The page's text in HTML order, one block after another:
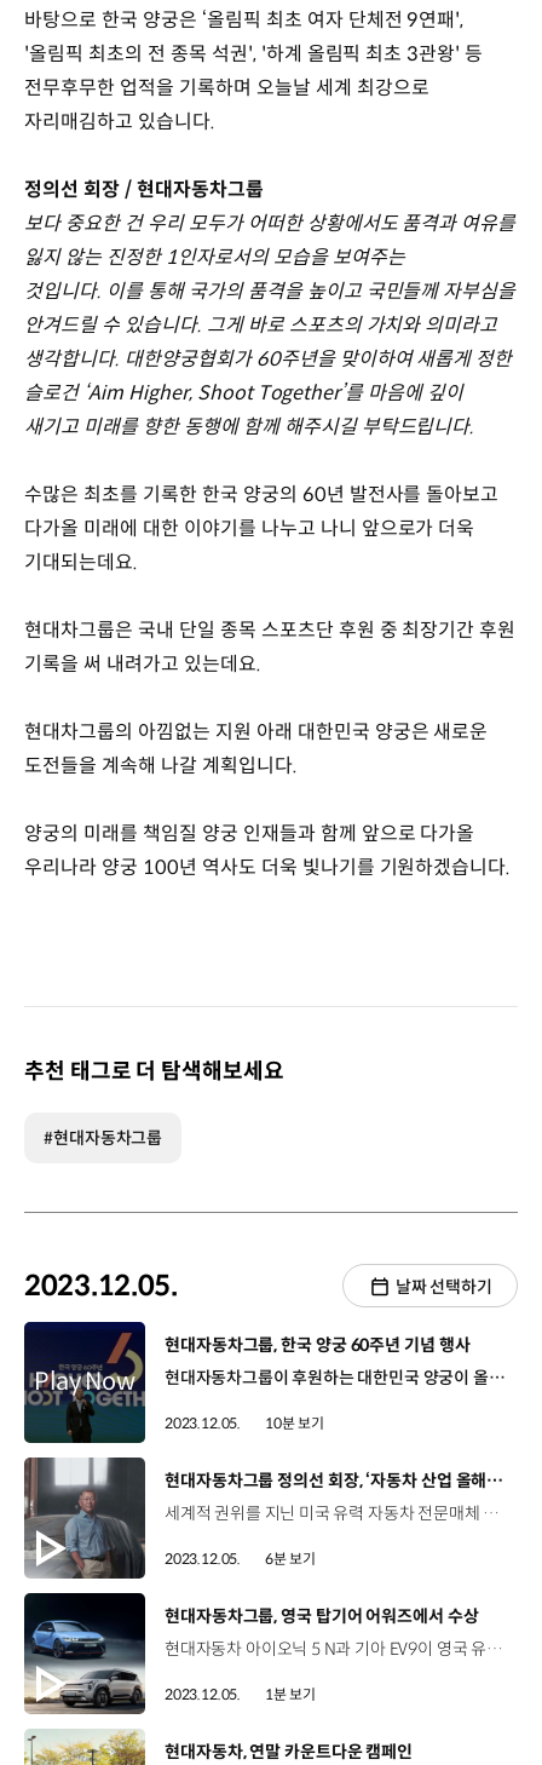
바탕으로 한국 양궁은 ‘올림픽 최초 여자 단체전 9연패',
'올림픽 최초의 전 종목 석권', '하계 올림픽 최초 3관왕' 등
전무후무한 업적을 기록하며 오늘날 세계 최강으로
자리매김하고 있습니다.
정의선 회장 / 현대자동차그룹
보다 중요한 건 우리 모두가 어떠한 상황에서도 품격과 여유를
잃지 않는 진정한 1인자로서의 모습을 보여주는
것입니다. 이를 통해 국가의 품격을 높이고 국민들께 자부심을
안겨드릴 수 있습니다. 그게 바로 스포츠의 가치와 의미라고
생각합니다. 대한양궁협회가 60주년을 맞이하여 새롭게 정한
슬로건 ‘Aim Higher, Shoot Together’를 마음에 깊이
새기고 미래를 향한 동행에 함께 해주시길 부탁드립니다.
수많은 최초를 기록한 한국 양궁의 60년 발전사를 돌아보고
다가올 미래에 대한 이야기를 나누고 나니 앞으로가 더욱
기대되는데요.
현대차그룹은 국내 단일 종목 스포츠단 후원 중 최장기간 후원
기록을 써 내려가고 있는데요.
현대차그룹의 아낌없는 지원 아래 대한민국 양궁은 새로운
도전들을 계속해 나갈 계획입니다.
양궁의 미래를 책임질 양궁 인재들과 함께 앞으로 다가올
우리나라 양궁 100년 역사도 더욱 빛나기를 기원하겠습니다.
추천 태그로 더 탐색해보세요
#현대자동차그룹
2023.12.05. 날짜 선택하기
[동영상]
현대자동차그룹, 한국 양궁 60주년 기념 행사
현대자동차그룹이 후원하는 대한민국 양궁이 올해로 60주년을 맞았습니다. 이를 기념하기 위해 행사가 마련됐다고요? 대한양궁협회 주관으로 ‘2023 한국 양궁 60주년 기념 행사’가 열린 건데요. 지난 60년간 세계 무대에서 빛나는 성적을 기록하며 국민들에게 기쁨을 선사했던 한국 양궁의 여정을 돌아보고 미래 비전을 공유했던 현장을 함께 보시죠. 지난 1일, 양궁을 위해 헌신했던 모든 이들이 공감하고 화합하는 자리인 ‘2023 한국 양궁 60주년 기념 행사’가 개최되었습니다. 이번 행사에는 대한양궁협회장을 역임하고 있는 현대차그룹 정의선 회장과 대한체육회 이기흥 회장, IOC 김재열 위원 등 유관단체 관계자를 비롯해 한국 양궁을 대표하는 전현직 선수들, 양궁 원로, 국내외 지도자 등 400여 명이 참석했습니다. 정의선 회장 현대자동차그룹 / 대한양궁협회한국양궁협회 60주년을 기념하는 이 뜻깊은 행사에 참석해 주신 내외 귀빈 여러분께 깊은 감사의 말씀을 드립니다. 아울러, 오늘 이 자리에 함께 계시지는 않지만 지난 60년간 한국 양궁의 발전을 위해 노력해 오신 수많은 분들께도 이 자리를 빌려 깊이 감사드립니다. 이분들께 우리 모두 감사의 박수를 드렸으면 합니다. 이날 행사에서는 양궁 60주년의 성과를 살펴보고 리뷰하는 시간이 마련되었으며 1950년대 말 한국에 양궁 보급을 시작한 체육교사 故석봉근 씨를 비롯해 김진호·서향순·김수녕 등 역대 메달리스트와 지도자, 한국 양궁에 큰 공헌을 한 양궁인들에게 공로패와 감사패가 수여됐습니다. 안 산 / 양궁 국가대표우선 이렇게 뜻깊은 자리에 저를 초대해 주셔서 굉장히 감사하고 영광이고요. 한국 양궁이 60주년을 넘어 100주년까지 잘 이어 나갈 수 있도록 그 역사에 제가 좀 더 보탬이 되면 좋겠습니다. 또한, 대한양궁협회는 정몽구 명예회장에게 한국 양궁을 향한 헌신에 감사를 표현하며 대한양궁협회장 재임 당시 주요 사진들로 제작한 특별 공로 감사 액자를 헌정했습니다. 정몽구 명예회장은 1985년 대한양궁협회장에 취임한 이후 양궁의 저변 확대와 인재 발굴, 장비 국산화 등 한국 양궁이 세계 최고가 되는 기반을 구축했습니다. 이날 행사에서는 한국 양궁의 100년을 향한 미래 청사진이 공유됐는데요. 대한양궁협회는 한국 양궁 60주년을 맞아 ‘모두가 즐겁고 건강하게 성장하는 양궁 문화 구축’을 지향점으로 삼고 더 높은 목표를 향해 한마음으로 쏘는 화살이라는 뜻의 ‘Aim Higher, Shoot Together’를 슬로건으로 소개했습니다. 정의선 회장 현대자동차그룹 / 대한양궁협회저희는 한국 양궁 60주년을 맞이하여 지난 발자취를 되돌아보고 앞으로의 미래를 그려 나가기 위해 오늘 모였습니다. 중장기적으로는 선수 육성 외에도 우리 양궁이 대중에게 보다 가까이 다가가는 노력도 계속 해나가야 할 것입니다. 양궁이 우리 사회에 어떻게 기여할지는 모두가 함께 고민하고 실천할 문제라고 생각합니다. 대한양궁협회는 공정성과 투명성을 바탕으로 혁신에 앞장서는 단체로서 국민들의 신뢰와 사랑을 받고 그에 걸맞은 사회적 역할도 수행해야 할 것입니다. 한국 양궁은 2024년 파리 올림픽을 통해 다시 한번 국민들의 신뢰와 사랑에 보답할 준비를 하고 있는데요. 대회 준비에 만전을 기해 최고의 기량으로 정상의 자리에 오르기를 기대하겠습니다. 한편 행사장 로비에 양궁 헤리티지 전시도 마련됐다고요. 한국 양궁의 60년 역사를 간직한 다양한 전시물품을 한자리에서 만나볼 수 있었는데요. 故 석봉근 선생님이 양궁 교육을 위해 우리나라에 처음으로 보급한 활과 서향순 선수가 1984년 LA 올림픽에서 한국 여자 선수 최초로 금메달을 땄을 당시, 사용했던 활을 전시하는가 하면 1988년 세계신기록 4회를 수립하며 기네스북에 등재됐던 증서와 국제 대회를 휩쓸었던 각종 상패 등 지난 한국 양궁의 자취가 담긴 전시품들을 공개해 눈길을 끌었습니다. 지금 보시는 것처럼 한쪽 벽면에는 한국 양궁 60년 역사 중 역대 영광의 순간 90여 장면을 선정해 포토카드로 제작한 체험 전시존도 마련됐습니다. 또한, 양궁 60주년을 기념해 축하 메시지를 작성할 수 있는 미디어 메시지월 공간도 마련했는데요. 이렇게 수집된 메시지는 향후 협회에서 헤리티지로 영구 보관할 예정입니다. 양궁 불모지에서 세계를 제패하기까지 쉽지 않은 길을 묵묵히 걸어온 한국 양궁의 과거와 현재를 보니 감회가 더욱 새로워지는 것 같은데요. 재능 있는 어린 선수들이 이런 헤리티지를 잘 이어받아서 미래 양궁을 이끌어 주면 좋겠어요. 정의선 회장은 한국 양궁의 발전을 위해 양궁의 대중화와 글로벌 인재 육성 등을 적극적으로 추진하고 있는데요. 그 일환으로 대한양궁협회는 어린이와 청소년들이 어린 시절부터 양궁을 생활 스포츠로서 친숙하게 느낄 수 있도록 학교 체육 정규 수업에 양궁을 포함하는 프로젝트를 추진하고 있습니다. 2005년 대한양궁협회장에 선임된 정의선 회장은 양궁의 스포츠 과학화를 통한 경기력 향상, 우수선수 육성 시스템 체계화 등을 통해 한국 양궁이 최정상에 오르는 데 크게 기여했습니다. 양궁 꿈나무들을 육성하기 위해 지난 2013년, 초등부에 해당하는 ‘유소년 대표 선수단’을 신설해 장비와 훈련을 지원하고, 유소년대표-청소년대표-후보선수-대표상비군-국가대표에 이르는 우수 선수 육성 시스템을 체계화했습니다. 정의선 회장 현대자동차그룹 / 대한양궁협회이러한 눈부신 발전은 1963년부터 지금까지 우리 모두가 지켜온 핵심가치들이 있기 때문에 가능했습니다. 이는 바로 투명성과 공정성, 경쟁자에 대한 배려, 선수들간의 존중과 우애, 끊임없는 노력과 헌신 등입니다. 이러한 가치 덕분에 대한민국 양궁은 실력도 세계 최고로 발전했지만, 스포츠 인권 향상, 안전문화 정착에도 앞장설 수 있었습니다. 이러한 핵심 가치 위에 우리 양궁은 새로운 기술 도입에도 앞장설 것입니다. AI, 비전인식, 3D 프린팅 등 최첨단 RD기술을 활용한 훈련장비와 기법으로 경기력을 더욱 끌어올릴 뿐만 아니라 대중들에게 다가서서 저변을 확대하는 데도 노력할 것입니다. 오진혁 / 양궁 국가대표예전 같은 경우는 저희가 경기를 통해서 축적된 데이터로만 훈련을 수정해 나갔는데 지금 같은 경우는 현대자동차그룹에서 조금 더 과학적이고 체계적인 지원 시스템을 마련해 주셔서 저희가 경기를 할 때 더욱 장비를 믿고, 자신을 믿고 경기를 치를 수 있어서 좋은 결과가 나올 수 있지 않았나 생각합니다. 또한 국제 스포츠 단체 진출 등 스포츠외교에서 국제 위상을 강화해 한국 양궁의 영향력을 높이고 있습니다. 정의선 회장은 아시아양궁연맹 회장을 5연속 연임하고 있으며 경제적 여건이 열악한 국가에 선수 육성을 위한 예산과 장비를 지원하도록 하고 순회 지도자 파견, 코치 세미나 개최 등 다양한 발전 프로그램을 진행해 아시아 양궁을 한 단계 성장시켰다는 평을 받고 있습니다. 세계양궁연맹에서도 대한양궁협회 관계자와 대표 선수들이 부회장직은 물론 주요 위원회에서 활약하고 있습니다. 이렇듯 지난 60년간 이어진 양궁인들의 헌신과 노력을 바탕으로 한국 양궁은 ‘올림픽 최초 여자 단체전 9연패', '올림픽 최초의 전 종목 석권', '하계 올림픽 최초 3관왕' 등 전무후무한 업적을 기록하며 오늘날 세계 최강으로 자리매김하고 있습니다. 정의선 회장 / 현대자동차그룹 보다 중요한 건 우리 모두가 어떠한 상황에서도 품격과 여유를 잃지 않는 진정한 1인자로서의 모습을 보여주는 것입니다. 이를 통해 국가의 품격을 높이고 국민들께 자부심을 안겨드릴 수 있습니다. 그게 바로 스포츠의 가치와 의미라고 생각합니다. 대한양궁협회가 60주년을 맞이하여 새롭게 정한 슬로건 ‘Aim Higher, Shoot Together’를 마음에 깊이 새기고 미래를 향한 동행에 함께 해주시길 부탁드립니다. 수많은 최초를 기록한 한국 양궁의 60년 발전사를 돌아보고 다가올 미래에 대한 이야기를 나누고 나니 앞으로가 더욱 기대되는데요. 현대차그룹은 국내 단일 종목 스포츠단 후원 중 최장기간 후원 기록을 써 내려가고 있는데요. 현대차그룹의 아낌없는 지원 아래 대한민국 양궁은 새로운 도전들을 계속해 나갈 계획입니다. 양궁의 미래를 책임질 양궁 인재들과 함께 앞으로 다가올 우리나라 양궁 100년 역사도 더욱 빛나기를 기원하겠습니다.
2023.12.05. 10분 보기
[동영상]
현대자동차그룹 정의선 회장, ‘자동차 산업 올해의 리더’ 선정
세계적 권위를 지닌 미국 유력 자동차 전문매체 오토모티브 뉴스(Automotive News)가 ‘2023 오토모티브 뉴스 올스타’ 38인을 발표했습니다. 현대자동차그룹 정의선 회장이 그중 최고 영예인 ‘자동차 산업 올해의 리더’에 선정됐죠. 오토모티브 뉴스는 "정의선 회장의 구상은 대담하고 미래지향적이며 창조적"이라고 극찬했는데요. 혁신 의지와 차별화된 전동화 전략 그리고 신사업 추진 등이 좋은 평가를 받았습니다. 지금 확인하시죠. 글로벌 영향력을 보유한 오토모티브 뉴스는 엄격한 심사와 평가를 거쳐 매년 30여 명의 글로벌 자동차 산업 올스타를 발표하고 있습니다. 그중, 지난 1년 동안 글로벌 자동차 업계에서 가장 뛰어난 리더십을 발휘한 인물을 ‘자동차 산업 올해의 리더’로 선정하는데요. 오토모티브 뉴스는 “정의선 회장은 다양한 미래 기술을 선도하며 모빌리티의 새 역사를 서술하고 있다”면서, “현대자동차그룹은 자동차 산업의 혁신을 이끌고 있다”고 선정 배경을 밝혔습니다. 미래지향적 비전으로 현대차그룹을 차세대 모빌리티 ‘게임 체인저’로 변모시키고 있는 정의선 회장의 파괴적 혁신 의지를 높게 평가한 것입니다. 정의선 회장은 영상을 통해 이번 선정은 현대차그룹 임직원들과 파트너들의 노력이 인정받은 결과라고 밝혔습니다. 정의선 회장 / 현대자동차그룹 2023년 자동차 산업 올해의 리더에 선정되어 영광입니다. '휴머니티를 향한 진보’라는 비전을 실현하기 위해 세계 각지에서 헌신하고 있는 현대차그룹 모든 임직원과 파트너들의 노력이 인정받은 것이라고 생각합니다. 오토모티브 뉴스는 정의선 회장의 차별화된 전동화 전략과 신사업 추진도 선정 이유로 꼽았죠? 오토모티브 뉴스는 정의선 회장의 리더십 아래 글로벌 톱 3의 자동차 기업인 현대차그룹이 프리미엄 자동차 브랜드와 PBV뿐만 아니라 전기차와 수소 에너지 분야에서도 위상을 더욱 강화하고 있다고 소개했습니다. 현대차그룹의 전용 전기차 플랫폼인‘E-GMP’도 전동화 시대 선도를 위해 경쟁사들이 갖지 못한 글로벌 최고 수준의 전기차 플랫폼이 필요하다는 정의선 회장의 결단에 따라 개발됐습니다. E-GMP를 적용한 아이오닉 5와 6, EV6, EV9, GV60 모델 등은 세계 올해의 차, 북미 올해의 차, 유럽 올해의 차 등 각국의 주요 상을 휩쓸며 전 세계 유력 매체의 호평을 받았습니다. 인류에게 한 차원 높은 이동 경험을 제공하겠다는 정의선 회장의 차세대 모빌리티 구상 역시 로보틱스, 자율주행, AAM, SDV 등으로 구체화되어 점차 속도를 내고 있습니다. 4족 보행 로봇 ‘스팟(Spot)’은 미국에서 재난 현장에 활용되고 있으며 현대차그룹의 글로벌 소프트웨어센터인 ‘포티투닷(42dot)’도 서울 청계천에서 맞춤형 자율주행 셔틀 서비스를 운영 중입니다. 또한 현대차그룹은 미국 내 도심 항공 모빌리티 독립법인인 ‘슈퍼널(Supernal)’을 통해 2028년 미래 항공 모빌리티 상용화를 목표로 하고 있습니다. 현대차그룹은 2025년까지 모든 차종을 ‘SDV’로 전환할 계획이며, 지난달 21일에는 미래 모빌리티 솔루션을 위한 현대차그룹의 오픈 이노베이션 허브인 ‘현대차그룹 싱가포르 글로벌 혁신센터’도 본격 출범했습니다. 정의선 회장 / 현대자동차그룹 현대차그룹은 로보틱스와 AI, PBV와 SDV, AAM 등을 통한 ‘스마트 모빌리티 솔루션’으로 인류 발전에 긍정적 변화를 촉진하고, 고객 기대 이상의 가치를 지속적으로 제공해 나갈 것입니다. 미래 모빌리티에 대한 즐거운 상상은 현대차그룹 구성원들을 혁신으로 이끄는 원동력입니다. 정의선 회장을 향한 전 세계의 관심이 뜨거운데요. 취임 3년 만에 현대차그룹을 새로운 시대로 이끌며 글로벌 리더로 우뚝 선 모습입니다. 정의선 회장은 지난 1월, '2023 모터트렌드 파워리스트' 50인 중 가장 영향력이 높은 ‘올해의 인물’로 선정됐으며, 지난해에는 뉴스위크가 꼽은 2022 세계 자동차 산업의 위대한 파괴적 혁신가들 가운데 ‘올해의 비저너리’ 초대 수상자로 선정됐습니다. 이에 앞서 2021년에는 '2021 오토카 어워즈'에서 최고 영예의 상인 ‘이시고니스 트로피’를 수상하며 글로벌 리더십을 인정받고 있습니다. 정의선 회장의 글로벌 리더십을 바탕으로 현대차그룹이 인간 중심의 스마트 모빌리티 솔루션을 제공하며 인류의 삶에 긍정적인 변화를 촉진해 나가길 기대합니다.
2023.12.05. 6분 보기
[동영상]
현대자동차그룹, 영국 탑기어 어워즈에서 수상
현대자동차 아이오닉 5 N과 기아 EV9이 영국 유력 자동차 전문 매체, 탑기어(TopGear)가 주관하는 ‘2023 탑기어 어워즈’에서 각각 ‘올해의 차’ 와 ‘올해의 패밀리카’로 선정됐습니다. 아이오닉 5 N은 N 브랜드 최초의 고성능 전기차로 전동화 시대에도 변치 않는 운전의 즐거움과 주행 감성을 제공해 전기차 시장에 청사진을 제시했는데요. 이에 탑기어 올해의 차 심사위원은 “차원이 다른 운전의 즐거움을 제공하는 아이오닉 5 N은 전기차 시대에 새로운 영역을 개척해 나갈 모델”이라며 호평했습니다. EV9은 E-GMP에 기반한 기아의 두 번째 전용 전기차 모델이자 기아가 글로벌 전동화 선도 브랜드로 도약하는데 핵심적인 역할을 하는 플래그십 전동화 SUV로 긴 주행 거리를 비롯해 다양한 수납공간과 편안한 시트 등을 갖춰 패밀리카로서 좋은 평가를 받았습니다.
2023.12.05. 1분 보기
[동영상]
현대자동차, 연말 카운트다운 캠페인